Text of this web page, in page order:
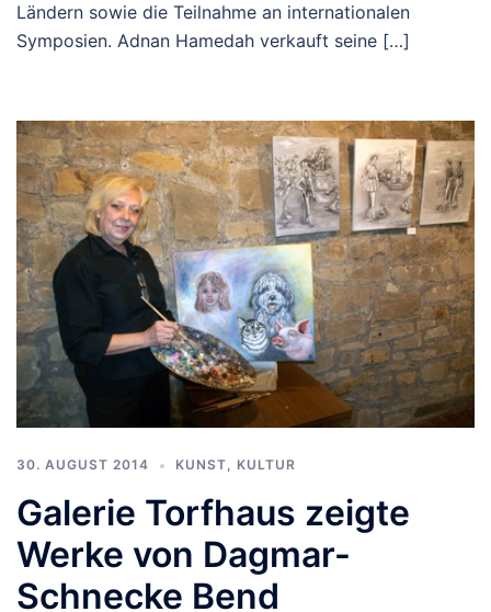
Ländern sowie die Teilnahme an internationalen
Symposien. Adnan Hamedah verkauft seine […]
30. AUGUST 2014 KUNST, KULTUR
Galerie Torfhaus zeigte
Werke von Dagmar-
Schnecke Bend